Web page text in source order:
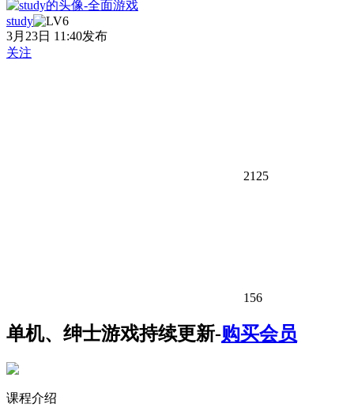
study
3月23日 11:40发布
关注
2125
156
单机、绅士游戏持续更新-购买会员
课程介绍